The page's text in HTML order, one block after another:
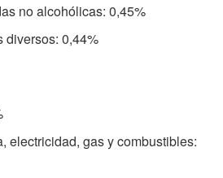
no alcohólicas: 0,45%
diversos: 0,44%
electricidad, gas y combustibles: